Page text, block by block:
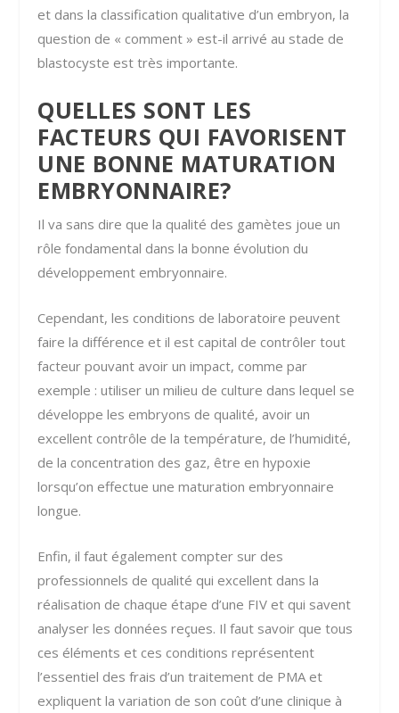
et dans la classification qualitative d’un embryon, la
question de « comment » est-il arrivé au stade de
blastocyste est très importante.
QUELLES SONT LES
FACTEURS QUI FAVORISENT
UNE BONNE MATURATION
EMBRYONNAIRE?
Il va sans dire que la qualité des gamètes joue un
rôle fondamental dans la bonne évolution du
développement embryonnaire.
Cependant, les conditions de laboratoire peuvent
faire la différence et il est capital de contrôler tout
facteur pouvant avoir un impact, comme par
exemple : utiliser un milieu de culture dans lequel se
développe les embryons de qualité, avoir un
excellent contrôle de la température, de l’humidité,
de la concentration des gaz, être en hypoxie
lorsqu’on effectue une maturation embryonnaire
longue.
Enfin, il faut également compter sur des
professionnels de qualité qui excellent dans la
réalisation de chaque étape d’une FIV et qui savent
analyser les données reçues. Il faut savoir que tous
ces éléments et ces conditions représentent
l’essentiel des frais d’un traitement de PMA et
expliquent la variation de son coût d’une clinique à